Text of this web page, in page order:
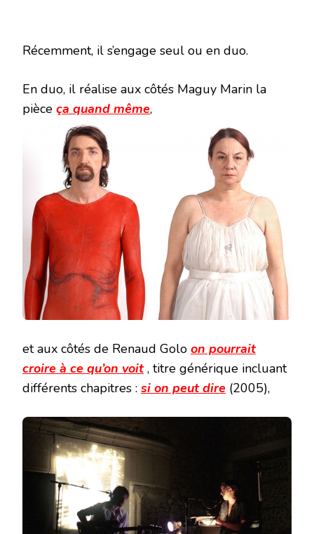
Récemment, il s’engage seul ou en duo.
En duo, il réalise aux côtés Maguy Marin la
pièce ça quand même,
et aux côtés de Renaud Golo on pourrait
croire à ce qu’on voit , titre générique incluant
différents chapitres : si on peut dire (2005),